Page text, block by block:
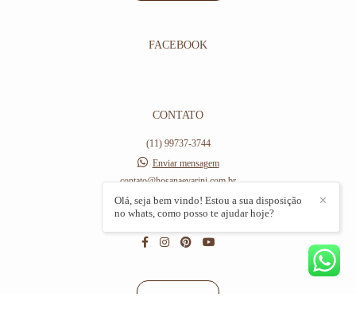
FACEBOOK
CONTATO
(11) 99737-3744
Enviar mensagem
contato@hosanaevarini.com.br
Av Hilário Pereira de Souza,, 406
Osasco / SP
✕
Olá, seja bem vindo! Estou a sua disposição
no whats, como posso te ajudar hoje?